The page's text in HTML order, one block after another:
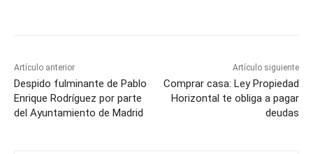
Artículo anterior
Despido fulminante de Pablo
Enrique Rodríguez por parte
del Ayuntamiento de Madrid
Artículo siguiente
Comprar casa: Ley Propiedad
Horizontal te obliga a pagar
deudas